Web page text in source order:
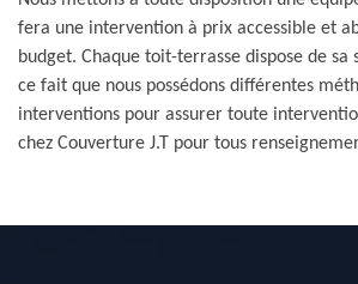
fera une intervention à prix accessible et
budget. Chaque toit-terrasse dispose de sa
ce fait que nous possédons différentes
interventions pour assurer toute
chez Couverture J.T pour tous